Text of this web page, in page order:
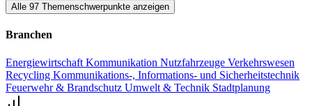
Alle 97 Themenschwerpunkte anzeigen
Branchen
Energiewirtschaft Kommunikation Nutzfahrzeuge Verkehrswesen
Recycling Kommunikations-, Informations- und Sicherheitstechnik
Feuerwehr & Brandschutz Umwelt & Technik Stadtplanung